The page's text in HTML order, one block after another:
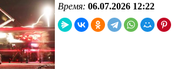
Время: 06.07.2026 12:22